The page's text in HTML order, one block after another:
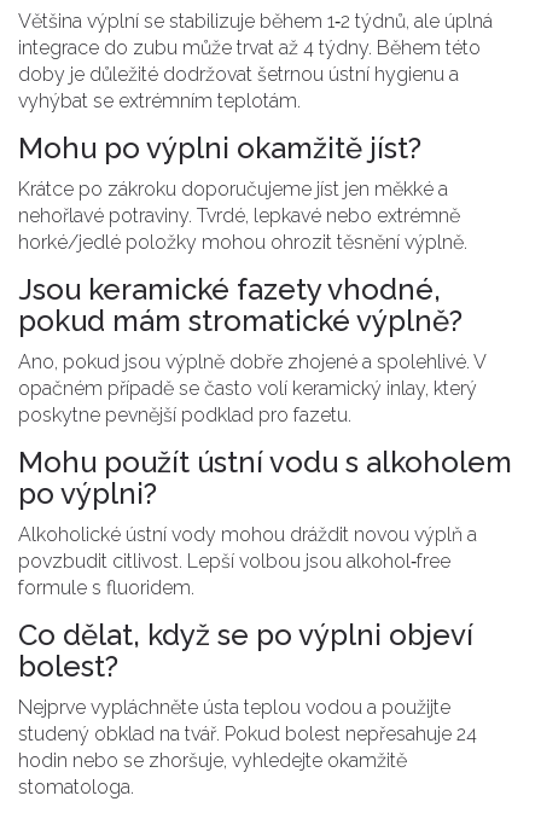
Většina výplní se stabilizuje během 1‑2 týdnů, ale úplná
integrace do zubu může trvat až 4 týdny. Během této
doby je důležité dodržovat šetrnou ústní hygienu a
vyhýbat se extrémním teplotám.
Mohu po výplni okamžitě jíst?
Krátce po zákroku doporučujeme jíst jen měkké a
nehořlavé potraviny. Tvrdé, lepkavé nebo extrémně
horké/jedlé položky mohou ohrozit těsnění výplně.
Jsou keramické fazety vhodné,
pokud mám stromatické výplně?
Ano, pokud jsou výplně dobře zhojené a spolehlivé. V
opačném případě se často volí keramický inlay, který
poskytne pevnější podklad pro fazetu.
Mohu použít ústní vodu s alkoholem
po výplni?
Alkoholické ústní vody mohou dráždit novou výplň a
povzbudit citlivost. Lepší volbou jsou alkohol‑free
formule s fluoridem.
Co dělat, když se po výplni objeví
bolest?
Nejprve vypláchněte ústa teplou vodou a použijte
studený obklad na tvář. Pokud bolest nepřesahuje 24
hodin nebo se zhoršuje, vyhledejte okamžitě
stomatologa.